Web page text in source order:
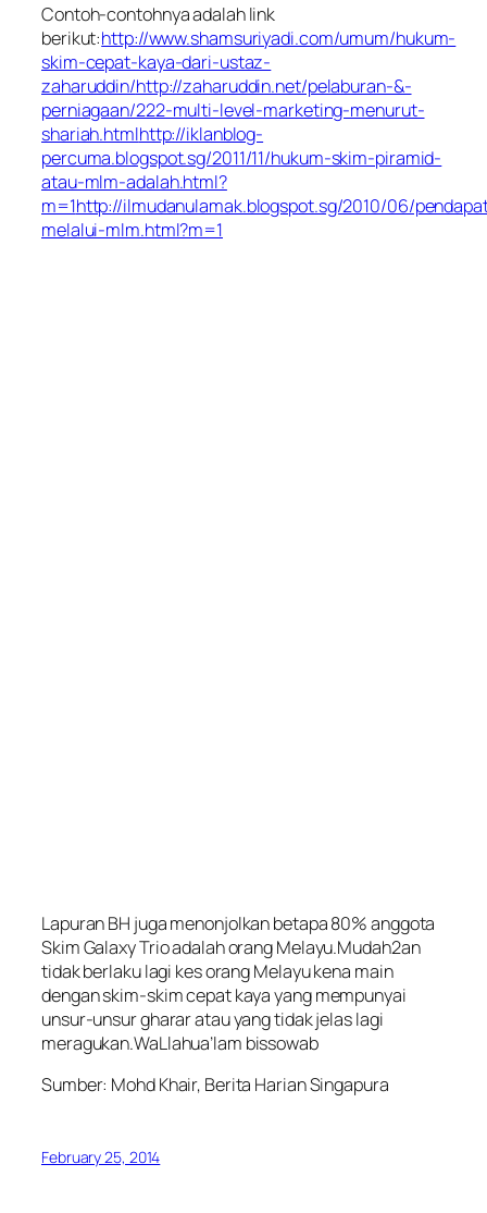
Contoh-contohnya adalah link
berikut:http://www.shamsuriyadi.com/umum/hukum-
skim-cepat-kaya-dari-ustaz-
zaharuddin/http://zaharuddin.net/pelaburan-&-
perniagaan/222-multi-level-marketing-menurut-
shariah.htmlhttp://iklanblog-
percuma.blogspot.sg/2011/11/hukum-skim-piramid-
atau-mlm-adalah.html?
m=1http://ilmudanulamak.blogspot.sg/2010/06/
melalui-mlm.html?m=1
Lapuran BH juga menonjolkan betapa 80% anggota
Skim Galaxy Trio adalah orang Melayu.Mudah2an
tidak berlaku lagi kes orang Melayu kena main
dengan skim-skim cepat kaya yang mempunyai
unsur-unsur gharar atau yang tidak jelas lagi
meragukan.WaLlahua’lam bissowab
Sumber: Mohd Khair, Berita Harian Singapura
February 25, 2014